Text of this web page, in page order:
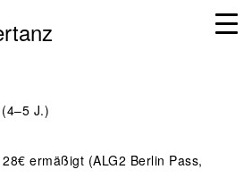
J.)
ermäßigt (ALG2 Berlin Pass,